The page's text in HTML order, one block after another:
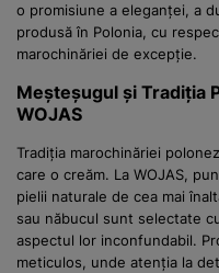
o promisiune a eleganței, a
produsă în Polonia, cu
marochinăriei de excepție.
Meșteșugul și Tradiția
WOJAS
Tradiția marochinăriei
care o creăm. La WOJAS,
pielii naturale de cea mai
sau năbucul sunt selectate
aspectul lor inconfundabil.
meticulos, unde atenția la